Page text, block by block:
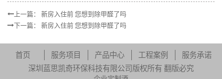
上一篇：
新房入住前 您想到除甲醛了吗
下一篇：
新房入住前 您想到除甲醛了吗
首页 服务项目 产品中心 工程案例
服务承诺
深圳蓝思凯奇环保科技有限公司版权所有 翻版必究